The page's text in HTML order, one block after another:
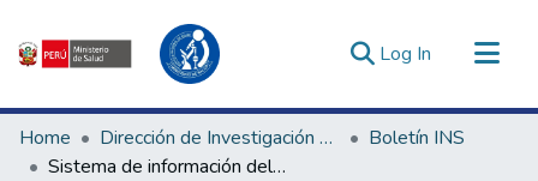
Log In (current)
Communities & Collections
All of DSpace
Home Dirección de Investigación e Innovación en Salud
Boletín INS
Sistema de información del estado nutricional de niños menores de 5 años y gestantes que acceden a establecimientos de salud I trimestre 2023